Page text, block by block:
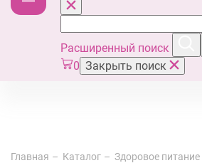
Расширенный поиск
0 Закрыть поиск
Главная Каталог Здоровое питание